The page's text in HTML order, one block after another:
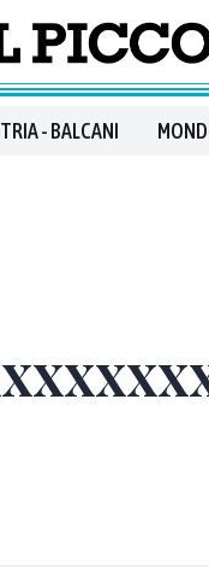
- BALCANI